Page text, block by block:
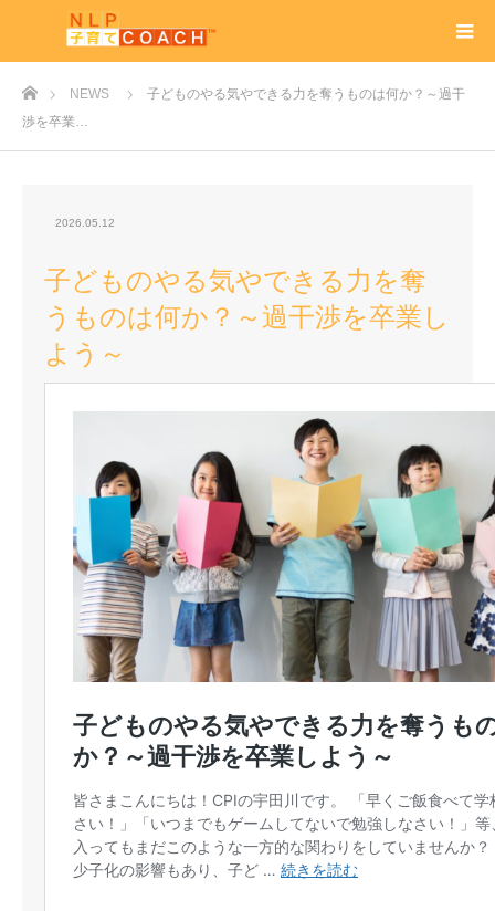
ホームNEWS
子どものやる気やできる力を奪うものは何か？～過干
渉を卒業…
2026.05.12
子どものやる気やできる力を奪
うものは何か？～過干渉を卒業し
よう～